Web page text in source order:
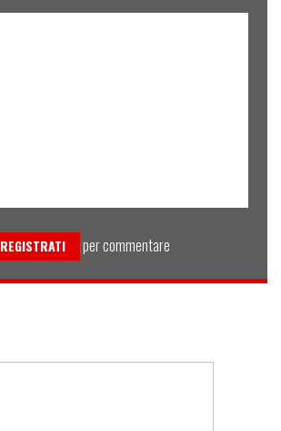
REGISTRATI per commentare